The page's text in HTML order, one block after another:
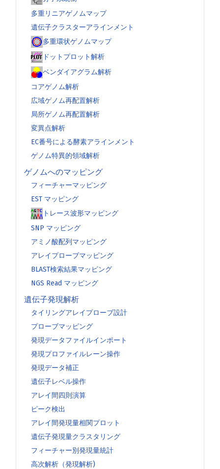
多重リニアゲノムマップ
遺伝子クラスターアラインメント
多重環状ゲノムマップ
ドットプロット解析
ベンダイアグラム解析
コアゲノム解析
広域ゲノム再配置解析
局所ゲノム再配置解析
変異点解析
EC番号による酵素アラインメント
ゲノム特異的領域解析
ゲノムへのマッピング
フィーチャーマッピング
EST マッピング
トレース波形マッピング
SNP マッピング
アミノ酸配列マッピング
アレイプローブマッピング
BLAST検索結果マッピング
NGS Read マッピング
遺伝子発現解析
タイリングアレイプローブ設計
プローブマッピング
発現データファイルインポート
発現プロファイルレーン操作
発現データ補正
遺伝子レベル操作
アレイ間四則演算
ピーク検出
アレイ間発現量相関プロット
遺伝子発現量クラスタリング
フィーチャー別発現量統計
高次解析（発現解析)